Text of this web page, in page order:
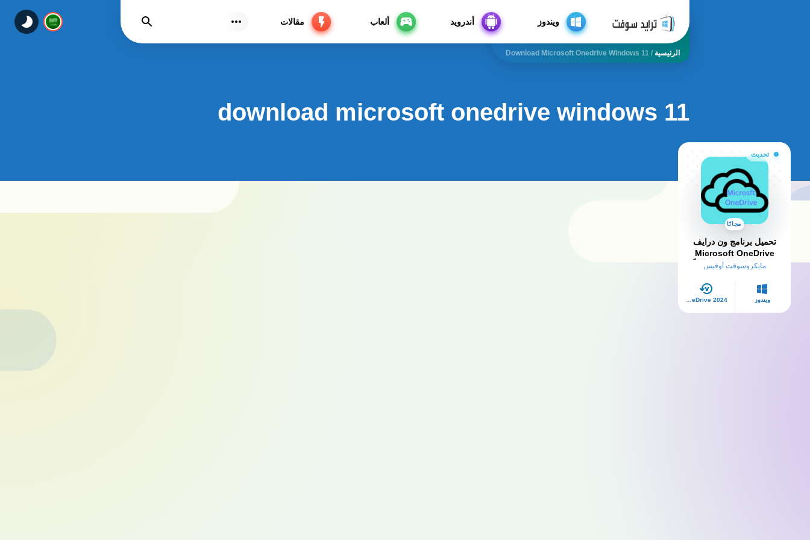
ويندوز أندرويد ألعاب مقالات يجد
الرئيسية /
Download Microsoft Onedrive Windows 11
download microsoft onedrive windows 11
تحديث
مجانًا
تحميل برنامج ون درايف
Microsoft OneDrive
2025 كامل مفعل مجاناً
مايكروسوفت أوفيس
ويندوز